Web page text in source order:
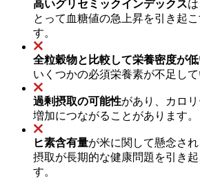
高いグリセミックインデックス
とって血糖値の急上昇を引き起
す。
全粒穀物と比較して栄養密度が
いくつかの必須栄養素が不足して
過剰摂取の可能性があり、カロ
増加につながることがあります。
ヒ素含有量が米に関して懸念さ
摂取が長期的な健康問題を引き
す。